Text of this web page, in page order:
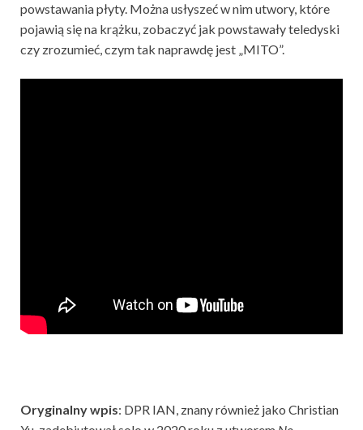
powstawania płyty. Można usłyszeć w nim utwory, które
pojawią się na krążku, zobaczyć jak powstawały teledyski
czy zrozumieć, czym tak naprawdę jest „MITO”.
Oryginalny wpis: DPR IAN, znany również jako Christian